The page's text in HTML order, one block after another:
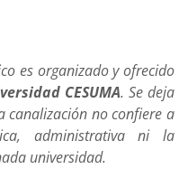
es organizado y ofrecido
CESUMA. Se deja
canalización no confiere a
administrativa ni la
universidad.